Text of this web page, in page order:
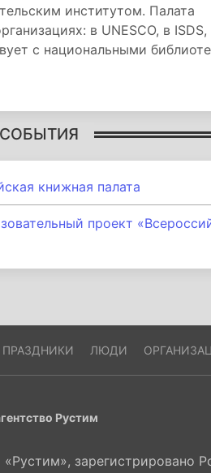
институтом. Палата
в UNESCO, в ISDS,
с национальными
книжная палата
проект
ПРАЗДНИКИ ЛЮДИ
Рустим